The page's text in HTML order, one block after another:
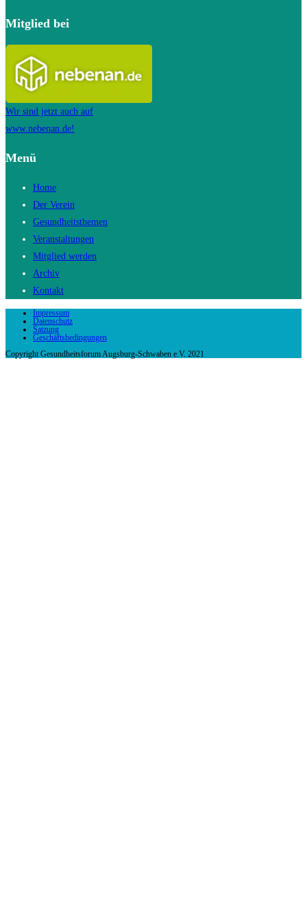
Mitglied bei
Wir sind jetzt auch auf
www.nebenan.de!
Menü
Home
Der Verein
Gesundheitsthemen
Veranstaltungen
Mitglied werden
Archiv
Kontakt
Impressum
Datenschutz
Satzung
Geschäftsbedingungen
Copyright Gesundheitsforum Augsburg-Schwaben e.V. 2021